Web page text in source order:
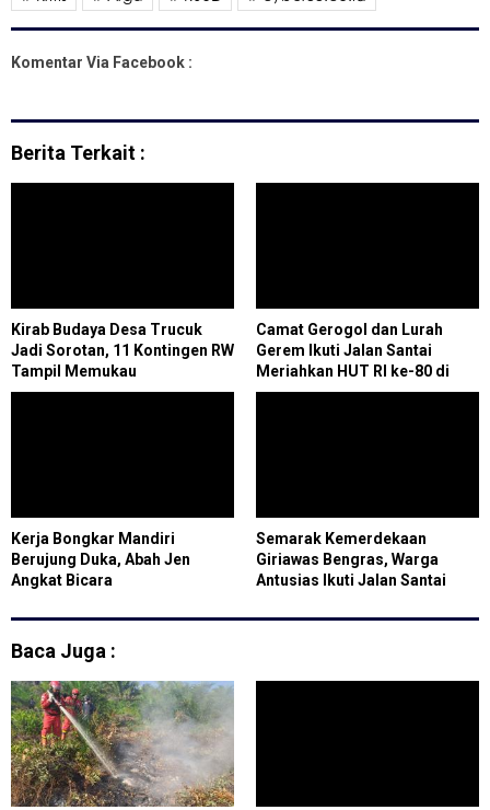
Komentar Via Facebook :
Berita Terkait :
Kirab Budaya Desa Trucuk
Jadi Sorotan, 11 Kontingen RW
Tampil Memukau
Camat Gerogol dan Lurah
Gerem Ikuti Jalan Santai
Meriahkan HUT RI ke-80 di
Dermage Malang
Kerja Bongkar Mandiri
Berujung Duka, Abah Jen
Angkat Bicara
Semarak Kemerdekaan
Giriawas Bengras, Warga
Antusias Ikuti Jalan Santai
Baca Juga :